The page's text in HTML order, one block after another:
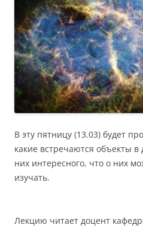
В эту пятницу (13.03) будет
какие встречаются объекты в
них интересного, что о них
изучать.
Лекцию читает доцент